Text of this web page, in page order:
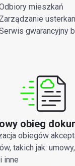
mieszkań
Zarządzanie
gwarancyjny
obieg
obiegów
takich jak:
inne